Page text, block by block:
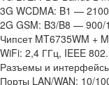
3G WCDMA: B1 —
2G GSM: B3/B8 —
Чипсет MT6735WM +
WiFi: 2,4 ГГц, IEEE
Разъемы и
Порты LAN/WAN: 10/